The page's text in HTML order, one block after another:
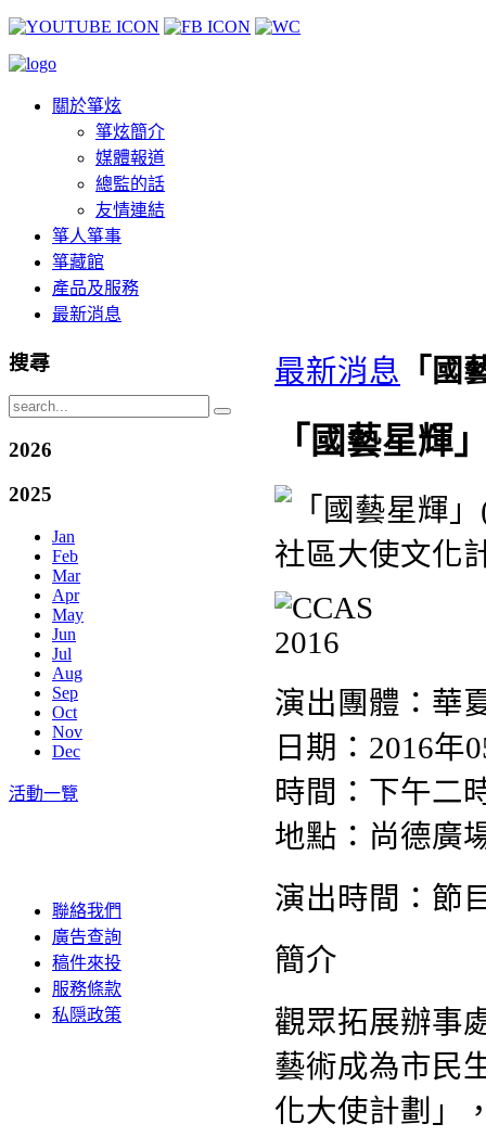
關於箏炫
箏炫簡介
媒體報道
總監的話
友情連結
箏人箏事
箏藏館
產品及服務
最新消息
最新消息 「國
「國藝星輝
演出團體：華
日期：2016年
時間：下午二
地點：尚德廣
演出時間：節
簡介
觀眾拓展辦事
藝術成為市民
化大使計劃」
搜尋
2026
2025
Jan
Feb
Mar
Apr
May
Jun
Jul
Aug
Sep
Oct
Nov
Dec
活動一覽
聯絡我們
廣告查詢
稿件來投
服務條款
私隠政策